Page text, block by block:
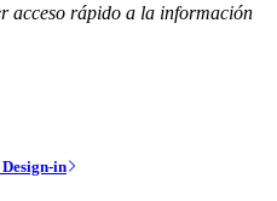
acceso rápido a la información
in